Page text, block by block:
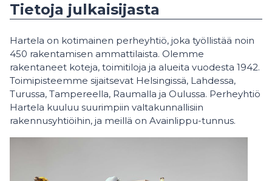
Tietoja julkaisijasta
Hartela on kotimainen perheyhtiö, joka työllistää noin
450 rakentamisen ammattilaista. Olemme
rakentaneet koteja, toimitiloja ja alueita vuodesta 1942.
Toimipisteemme sijaitsevat Helsingissä, Lahdessa,
Turussa, Tampereella, Raumalla ja Oulussa. Perheyhtiö
Hartela kuuluu suurimpiin valtakunnallisiin
rakennusyhtiöihin, ja meillä on Avainlippu-tunnus.